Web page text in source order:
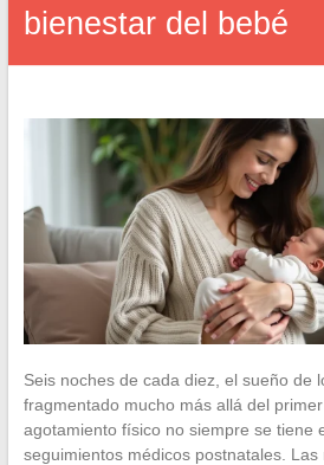
bienestar del bebé
Seis noches de cada diez, el sueño de
fragmentado mucho más allá del
agotamiento físico no siempre se tiene
seguimientos médicos postnatales. Las